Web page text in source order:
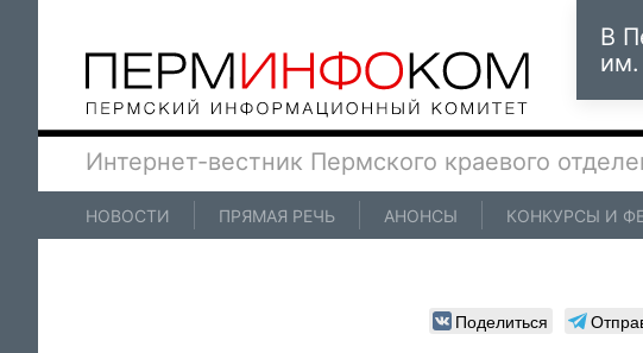
В
им.
Интернет-вестник Пермского краевого
НОВОСТИ ПРЯМАЯ РЕЧЬ АНОНСЫ КОНКУРСЫ И
Поделиться